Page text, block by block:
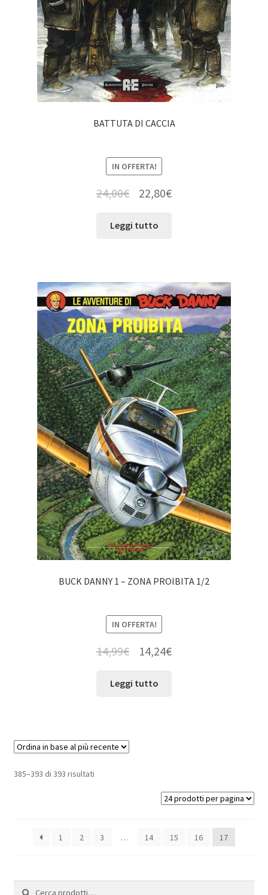
BATTUTA DI CACCIA
IN OFFERTA!
24,00€ 22,80€
Leggi tutto
BUCK DANNY 1 – ZONA PROIBITA 1/2
IN OFFERTA!
14,99€ 14,24€
Leggi tutto
385–393 di 393 risultati
1 2 3 … 14 15 16 17
Cerca:
Cerca